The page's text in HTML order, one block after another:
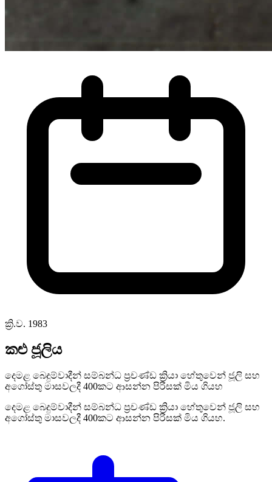
ක්‍රි.ව. 1983
කළු ජූලිය
දෙමළ බෙදුම්වාදීන් සම්බන්ධ ප්‍රචණ්ඩ ක්‍රියා හේතුවෙන් ජූලි සහ
අගෝස්තු මාසවලදී 400කට ආසන්න පිරිසක් මිය ගියහ
දෙමළ බෙදුම්වාදීන් සම්බන්ධ ප්‍රචණ්ඩ ක්‍රියා හේතුවෙන් ජූලි සහ
අගෝස්තු මාසවලදී 400කට ආසන්න පිරිසක් මිය ගියහ.